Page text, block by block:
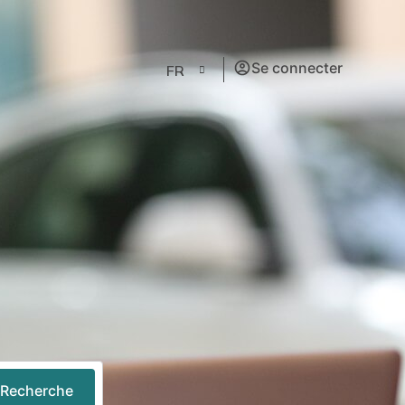
FR Se connecter
Recherche